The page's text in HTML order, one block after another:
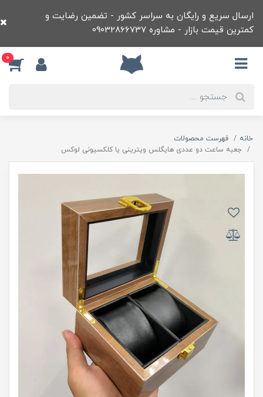
ارسال سریع و رایگان به سراسر کشور - تضمین رضایت و
کمترین قیمت بازار - مشاوره 09032866737
0
خانه
فهرست محصولات
جعبه ساعت دو عددی هایگلس ویترینی یا کلکسیونی لوکس